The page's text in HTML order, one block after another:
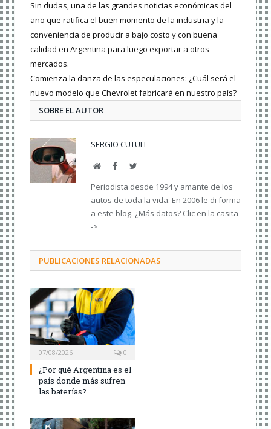
Sin dudas, una de las grandes noticias económicas del
año que ratifica el buen momento de la industria y la
conveniencia de producir a bajo costo y con buena
calidad en Argentina para luego exportar a otros
mercados.
Comienza la danza de las especulaciones: ¿Cuál será el
nuevo modelo que Chevrolet fabricará en nuestro país?
SOBRE EL AUTOR
SERGIO CUTULI
WebFacebookTwitter
Periodista desde 1994 y amante de los
autos de toda la vida. En 2006 le di forma
a este blog. ¿Más datos? Clic en la casita
->
PUBLICACIONES RELACIONADAS
07/08/2026 0
¿Por qué Argentina es el
país donde más sufren
las baterías?